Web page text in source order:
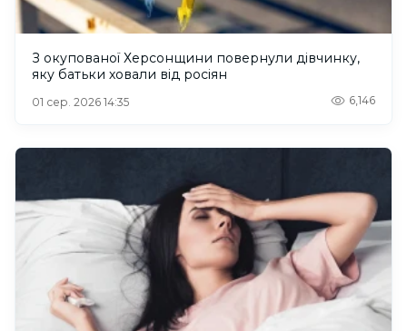
З окупованої Херсонщини повернули дівчинку,
яку батьки ховали від росіян
01 сер. 2026 14:35 6,146